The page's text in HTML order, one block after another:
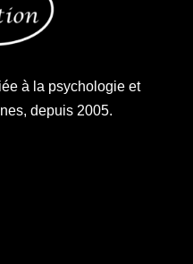
à la psychologie et
depuis 2005.